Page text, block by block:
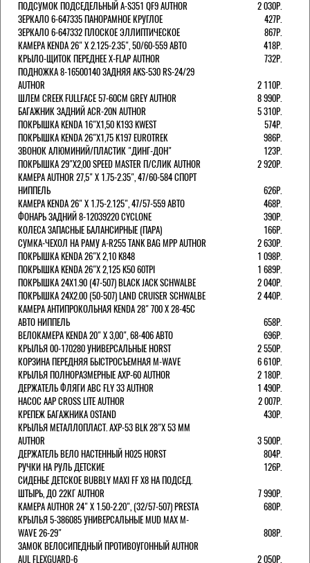
ПОДСУМОК ПОДСЕДЕЛЬНЫЙ A-S351 QF9 AUTHOR
2 030Р.
ЗЕРКАЛО 6-647335 ПАНОРАМНОЕ КРУГЛОЕ
427Р.
ЗЕРКАЛО 6-647332 ПЛОСКОЕ ЭЛЛИПТИЧЕСКОЕ
867Р.
КАМЕРА KENDA 26" Х 2.125-2.35", 50/60-559 АВТО
418Р.
КРЫЛО-ЩИТОК ПЕРЕДНЕЕ X-FLAP AUTHOR
732Р.
ПОДНОЖКА 8-16500140 ЗАДНЯЯ AKS-530 RS-24/29
AUTHOR
2 110Р.
ШЛЕМ CREEK FULLFACE 57-60СМ GREY AUTHOR
8 990Р.
БАГАЖНИК ЗАДНИЙ ACR-20N AUTHOR
5 310Р.
ПОКРЫШКА KENDA 16"Х1,50 K193 KWEST
574Р.
ПОКРЫШКА KENDA 26"Х1,75 K197 EUROTREK
986Р.
ЗВОНОК АЛЮМИНИЙ/ПЛАСТИК "ДИНГ-ДОН"
123Р.
ПОКРЫШКА 29"Х2,00 SPEED MASTER П/СЛИК AUTHOR
2 920Р.
КАМЕРА AUTHOR 27,5" Х 1.75-2.35", 47/60-584 СПОРТ
НИППЕЛЬ
626Р.
КАМЕРА KENDA 26" Х 1.75-2.125", 47/57-559 АВТО
468Р.
ФОНАРЬ ЗАДНИЙ 8-12039220 CYCLONE
390Р.
КОЛЕСА ЗАПАСНЫЕ БАЛАНСИРНЫЕ (ПАРА)
166Р.
CУМКА-ЧЕХОЛ НА РАМУ A-R255 TANK BAG MPP AUTHOR
2 630Р.
ПОКРЫШКА KENDA 26"Х 2,10 K848
1 098Р.
ПОКРЫШКА KENDA 26"Х 2,125 K50 60TPI
1 689Р.
ПОКРЫШКА 24X1.90 (47-507) BLACK JACK SCHWALBE
2 040Р.
ПОКРЫШКА 24X2.00 (50-507) LAND CRUISER SCHWALBE
2 440Р.
КАМЕРА АНТИПРОКОЛЬНАЯ KENDA 28" 700 Х 28-45C
АВТО НИППЕЛЬ
658Р.
ВЕЛОКАМЕРА KENDA 20" Х 3,00", 68-406 АВТО
696Р.
КРЫЛЬЯ 00-170280 УНИВЕРСАЛЬНЫЕ HORST
2 550Р.
КОРЗИНА ПЕРЕДНЯЯ БЫСТРОСЪЕМНАЯ M-WAVE
6 610Р.
КРЫЛЬЯ ПОЛНОРАЗМЕРНЫЕ AXP-60 AUTHOR
2 180Р.
ДЕРЖАТЕЛЬ ФЛЯГИ АВС FLY 33 AUTHOR
1 490Р.
НАСОС AAP CROSS LITE AUTHOR
2 007Р.
КРЕПЕЖ БАГАЖНИКА OSTAND
430Р.
КРЫЛЬЯ МЕТАЛЛОПЛАСТ. AXP-53 BLK 28"Х 53 ММ
AUTHOR
3 500Р.
ДЕРЖАТЕЛЬ ВЕЛО НАСТЕННЫЙ H025 HORST
804Р.
РУЧКИ НА РУЛЬ ДЕТСКИЕ
126Р.
СИДЕНЬЕ ДЕТСКОЕ BUBBLY MAXI FF X8 НА ПОДСЕД.
ШТЫРЬ, ДО 22КГ AUTHOR
7 990Р.
КАМЕРА AUTHOR 24" Х 1.50-2.20", (32/57-507) PRESTA
680Р.
КРЫЛЬЯ 5-386085 УНИВЕРСАЛЬНЫЕ MUD MAX M-
WAVE 26-29"
808Р.
ЗАМОК ВЕЛОСИПЕДНЫЙ ПРОТИВОУГОННЫЙ AUTHOR
AUL FLEXGUARD-6
2 050Р.